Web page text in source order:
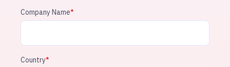
Company Name*
Country*